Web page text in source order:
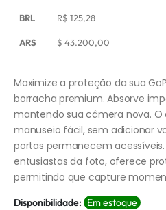
BRL R$ 125,28
ARS $ 43.200,00
Maximize a proteção da sua
borracha premium. Absorve
mantendo sua câmera nova.
manuseio fácil, sem adicionar
portas permanecem
entusiastas da foto, oferece
permitindo que capture
Disponibilidade: Em estoque